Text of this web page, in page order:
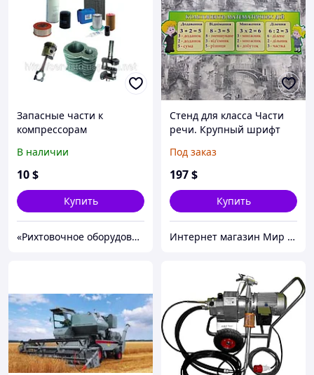
Запасные части к
компрессорам
В наличии
10$
Купить
«Рихтовочное оборудование»
Стенд для класса Части
речи. Крупный шрифт
Под заказ
197$
Купить
Интернет магазин Мир стендов. Товары из Украины